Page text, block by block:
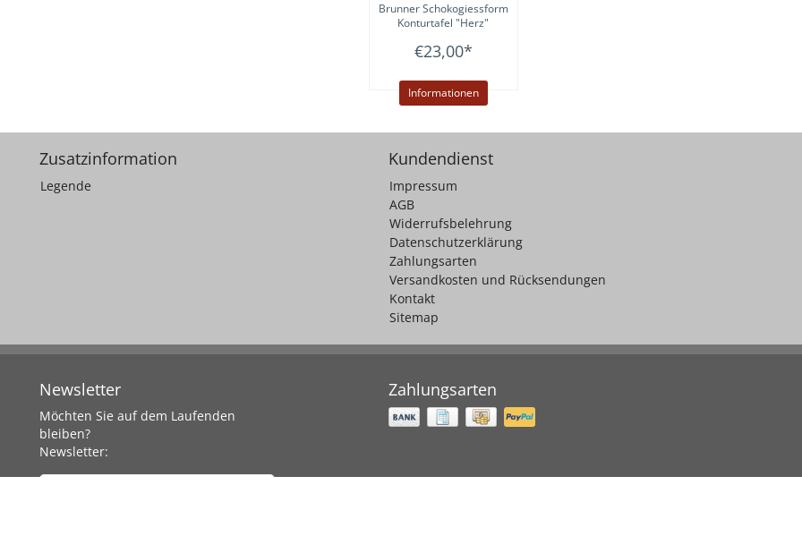
BrunnerSchokogiessform
Konturtafel "Herz"
€23,00*
Informationen
Zusatzinformation
Legende
Kundendienst
Impressum
AGB
Widerrufsbelehrung
Datenschutzerklärung
Zahlungsarten
Versandkosten und Rücksendungen
Kontakt
Sitemap
Newsletter
Möchten Sie auf dem Laufenden
bleiben?
Newsletter:
Zahlungsarten